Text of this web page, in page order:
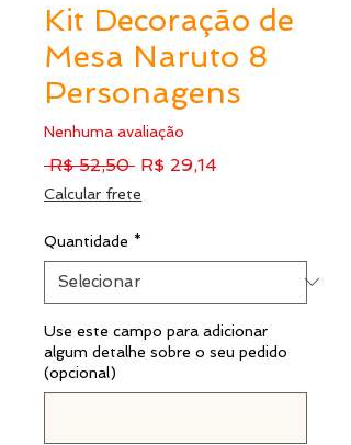
Kit Decoração de
Mesa Naruto 8
Personagens
Nenhuma avaliação
R$ 52,50 Preço
R$ 29,14Preço
Calcular frete
Quantidade *
Use este campo para adicionar
algum detalhe sobre o seu pedido
(opcional)